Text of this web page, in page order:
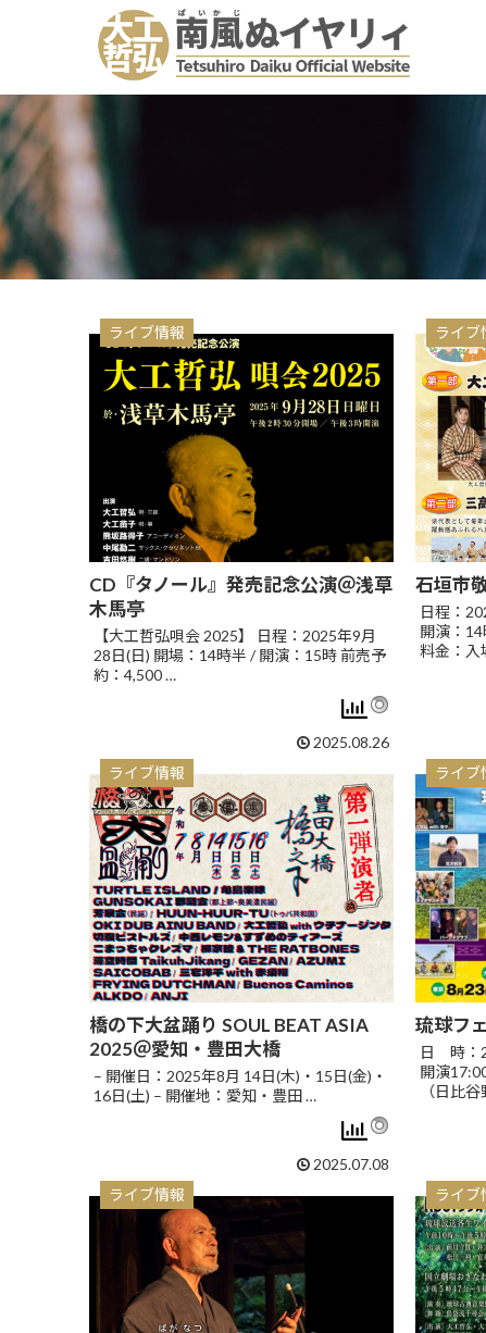
ライブ情報
CD『タノール』発売記念公演＠浅草
木馬亭
【大工哲弘唄会 2025】 日程：2025年9月
28日(日) 開場：14時半 / 開演：15時 前売予
約：4,500 …
2025.08.26
ライブ
石垣市
日程：
開演：
料金：入
ライブ情報
橋の下大盆踊り SOUL BEAT ASIA
2025＠愛知・豊田大橋
– 開催日：2025年8月 14日(木)・15日(金)・
16日(土) – 開催地：愛知・豊田 …
2025.07.08
ライブ
琉球フ
日 時：
開演
（日比
ライブ情報
ライブ